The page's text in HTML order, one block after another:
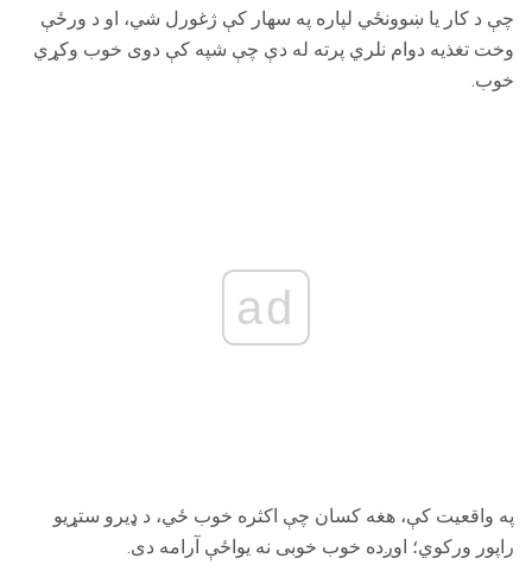
چې د کار یا ښوونځي لپاره په سهار کې ژغورل شي، او د ورځې
وخت تغذیه دوام نلري پرته له دې چې شپه کې دوی خوب وکړي
خوب.
ad
په واقعیت کې، هغه کسان چې اکثره خوب ځي، د ډیرو ستړیو
راپور ورکوي؛ اوږده خوب خوبی نه یواځې آرامه دی.